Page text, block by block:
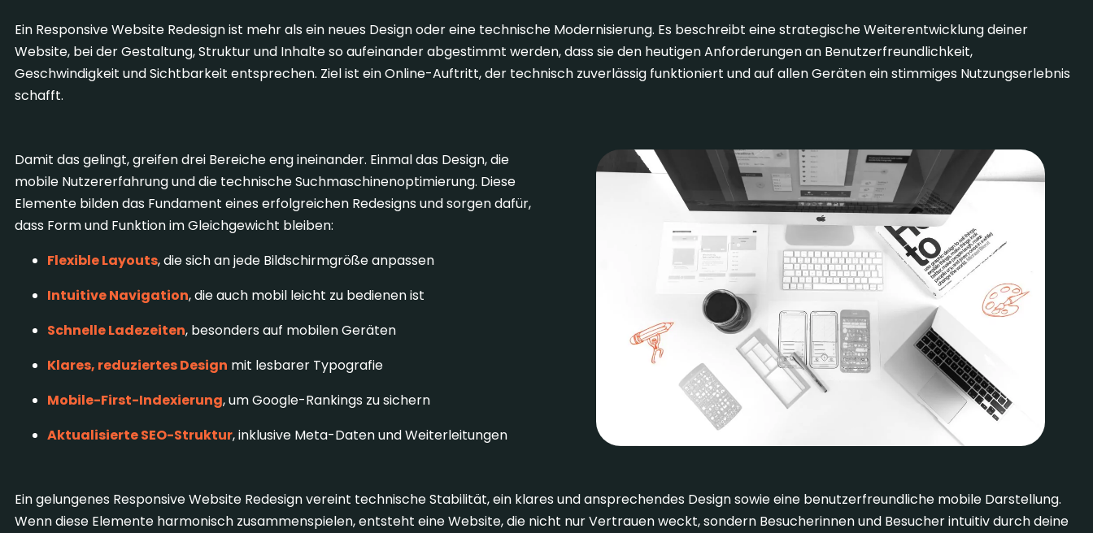
Ein Responsive Website Redesign ist mehr als ein neues Design oder eine technische Modernisierung. Es beschreibt eine strategische Weiterentwicklung deiner
Website, bei der Gestaltung, Struktur und Inhalte so aufeinander abgestimmt werden, dass sie den heutigen Anforderungen an Benutzerfreundlichkeit,
Geschwindigkeit und Sichtbarkeit entsprechen. Ziel ist ein Online-Auftritt, der technisch zuverlässig funktioniert und auf allen Geräten ein stimmiges Nutzungserlebnis
schafft.
Damit das gelingt, greifen drei Bereiche eng ineinander. Einmal das Design, die
mobile Nutzererfahrung und die technische Suchmaschinenoptimierung. Diese
Elemente bilden das Fundament eines erfolgreichen Redesigns und sorgen dafür,
dass Form und Funktion im Gleichgewicht bleiben:
Flexible Layouts, die sich an jede Bildschirmgröße anpassen
Intuitive Navigation, die auch mobil leicht zu bedienen ist
Schnelle Ladezeiten, besonders auf mobilen Geräten
Klares, reduziertes Design mit lesbarer Typografie
Mobile-First-Indexierung, um Google-Rankings zu sichern
Aktualisierte SEO-Struktur, inklusive Meta-Daten und Weiterleitungen
Ein gelungenes Responsive Website Redesign vereint technische Stabilität, ein klares und ansprechendes Design sowie eine benutzerfreundliche mobile Darstellung.
Wenn diese Elemente harmonisch zusammenspielen, entsteht eine Website, die nicht nur Vertrauen weckt, sondern Besucherinnen und Besucher intuitiv durch deine